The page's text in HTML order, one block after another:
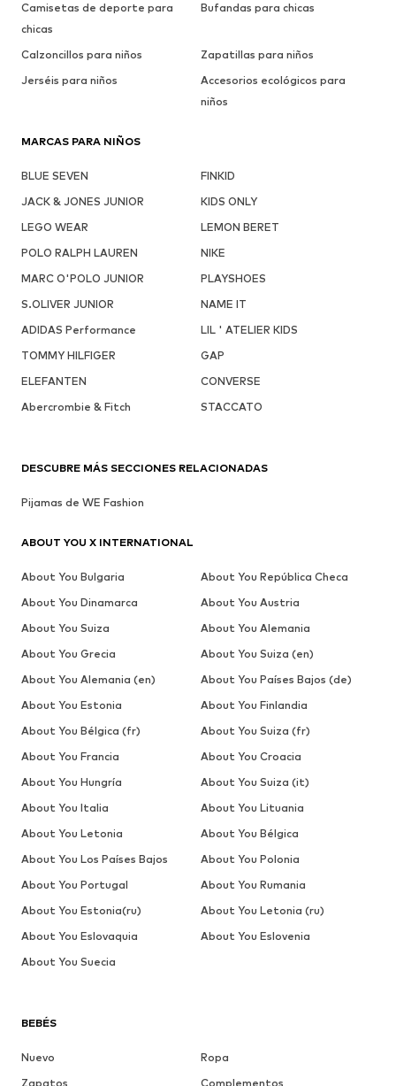
Camisetas de deporte para
chicas
Bufandas para chicas
Calzoncillos para niños
Zapatillas para niños
Jerséis para niños
Accesorios ecológicos para
niños
MARCAS PARA NIÑOS
BLUE SEVEN
FINKID
JACK & JONES JUNIOR
KIDS ONLY
LEGO WEAR
LEMON BERET
POLO RALPH LAUREN
NIKE
MARC O'POLO JUNIOR
PLAYSHOES
S.OLIVER JUNIOR
NAME IT
ADIDAS Performance
LIL ' ATELIER KIDS
TOMMY HILFIGER
GAP
ELEFANTEN
CONVERSE
Abercrombie & Fitch
STACCATO
BEBÉS
Nuevo
Ropa
Zapatos
Complementos
DESCUBRE MÁS SECCIONES RELACIONADAS
Pijamas de WE Fashion
ABOUT YOU X INTERNATIONAL
About You Bulgaria
About You República Checa
About You Dinamarca
About You Austria
About You Suiza
About You Alemania
About You Grecia
About You Suiza (en)
About You Alemania (en)
About You Países Bajos (de)
About You Estonia
About You Finlandia
About You Bélgica (fr)
About You Suiza (fr)
About You Francia
About You Croacia
About You Hungría
About You Suiza (it)
About You Italia
About You Lituania
About You Letonia
About You Bélgica
About You Los Países Bajos
About You Polonia
About You Portugal
About You Rumania
About You Estonia(ru)
About You Letonia (ru)
About You Eslovaquia
About You Eslovenia
About You Suecia